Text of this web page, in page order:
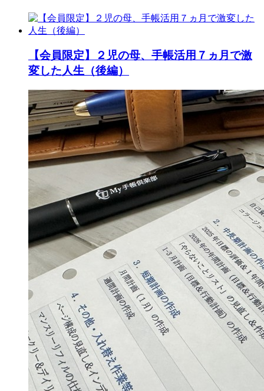
【会員限定】２児の母、手帳活用７ヵ月で激
変した人生（後編）